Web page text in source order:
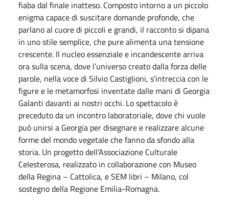
fiaba dal finale inatteso. Composto intorno a un piccolo
enigma capace di suscitare domande profonde, che
parlano al cuore di piccoli e grandi, il racconto si dipana
in uno stile semplice, che pure alimenta una tensione
crescente. Il nucleo essenziale e incandescente arriva
ora sulla scena, dove l’universo creato dalla forza delle
parole, nella voce di Silvio Castiglioni, s’intreccia con le
figure e le metamorfosi inventate dalle mani di Georgia
Galanti davanti ai nostri occhi. Lo spettacolo è
preceduto da un incontro laboratoriale, dove chi vuole
può unirsi a Georgia per disegnare e realizzare alcune
forme del mondo vegetale che fanno da sfondo alla
storia. Un progetto dell’Associazione Culturale
Celesterosa, realizzato in collaborazione con Museo
della Regina – Cattolica, e SEM libri – Milano, col
sostegno della Regione Emilia-Romagna.